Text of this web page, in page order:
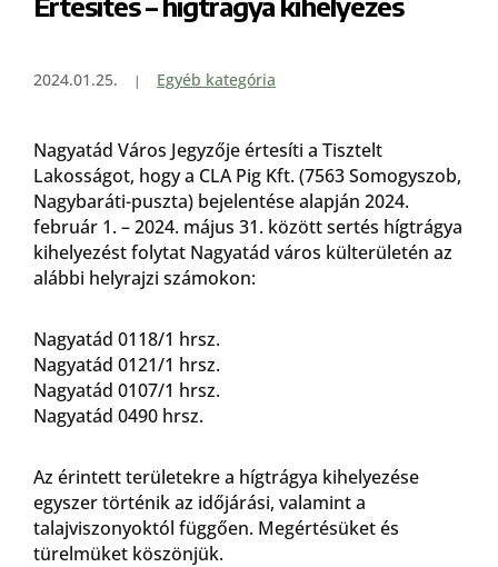
2024.01.25. Egyéb kategória
Nagyatád Város Jegyzője értesíti a Tisztelt
Lakosságot, hogy a CLA Pig Kft. (7563 Somogyszob,
Nagybaráti-puszta) bejelentése alapján 2024.
február 1. – 2024. május 31. között sertés hígtrágya
kihelyezést folytat Nagyatád város külterületén az
alábbi helyrajzi számokon:
Nagyatád 0118/1 hrsz.
Nagyatád 0121/1 hrsz.
Nagyatád 0107/1 hrsz.
Nagyatád 0490 hrsz.
Az érintett területekre a hígtrágya kihelyezése
egyszer történik az időjárási, valamint a
talajviszonyoktól függően. Megértésüket és
türelmüket köszönjük.